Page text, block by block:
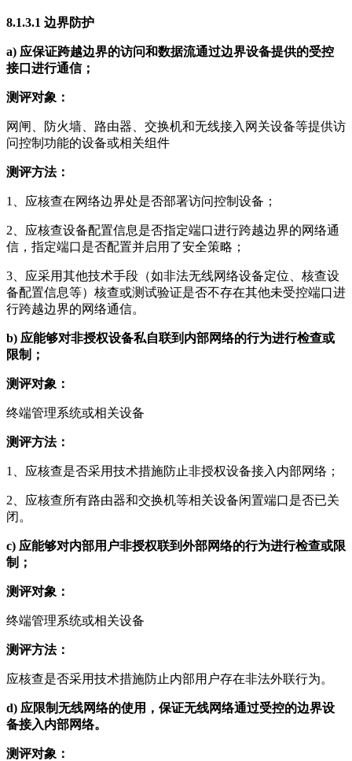
8.1.3.1 边界防护
a) 应保证跨越边界的访问和数据流通过边界设备提供的受控
接口进行通信；
测评对象：
网闸、防火墙、路由器、交换机和无线接入网关设备等提供访
问控制功能的设备或相关组件
测评方法：
1、应核查在网络边界处是否部署访问控制设备；
2、应核查设备配置信息是否指定端口进行跨越边界的网络通
信，指定端口是否配置并启用了安全策略；
3、应采用其他技术手段（如非法无线网络设备定位、核查设
备配置信息等）核查或测试验证是否不存在其他未受控端口进
行跨越边界的网络通信。
b) 应能够对非授权设备私自联到内部网络的行为进行检查或
限制；
测评对象：
终端管理系统或相关设备
测评方法：
1、应核查是否采用技术措施防止非授权设备接入内部网络；
2、应核查所有路由器和交换机等相关设备闲置端口是否已关
闭。
c) 应能够对内部用户非授权联到外部网络的行为进行检查或限
制；
测评对象：
终端管理系统或相关设备
测评方法：
应核查是否采用技术措施防止内部用户存在非法外联行为。
d) 应限制无线网络的使用，保证无线网络通过受控的边界设
备接入内部网络。
测评对象：